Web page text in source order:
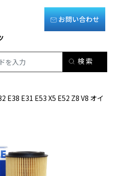
お問い合わせ
E38 E31 E53 X5 E52 Z8 V8 オイ